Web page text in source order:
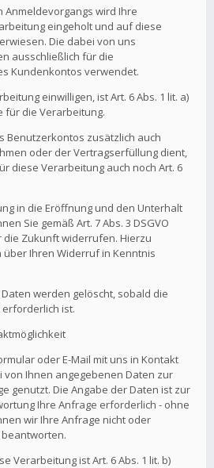
Anmeldevorgangs wird Ihre
eingeholt und auf diese
Die dabei von uns
ausschließlich für die
Kundenkontos verwendet.
einwilligen, ist Art. 6 Abs. 1 lit. a)
für die Verarbeitung.
Benutzerkontos zusätzlich auch
oder der Vertragserfüllung dient,
diese Verarbeitung auch noch Art. 6
in die Eröffnung und den Unterhalt
Sie gemäß Art. 7 Abs. 3 DSGVO
Zukunft widerrufen. Hierzu
über Ihren Widerruf in Kenntnis
werden gelöscht, sobald die
ist.
oder E-Mail mit uns in Kontakt
Ihnen angegebenen Daten zur
genutzt. Die Angabe der Daten ist zur
Ihre Anfrage erforderlich - ohne
wir Ihre Anfrage nicht oder
Verarbeitung ist Art. 6 Abs. 1 lit. b)